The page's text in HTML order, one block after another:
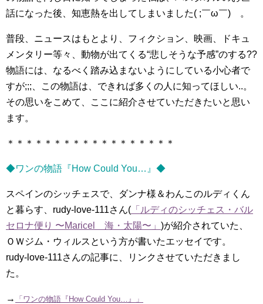
話になった後、知恵熱を出してしまいました( ;￣ω￣)ゞ。
普段、ニュースはもとより、フィクション、映画、ドキュ
メンタリー等々、動物が出てくる“悲しそうな予感”のする??
物語には、なるべく踏み込まないようにしている小心者で
すが;;;、この物語は、できれば多くの人に知ってほしい..。
その思いをこめて、ここに紹介させていただきたいと思い
ます。
＊＊＊＊＊＊＊＊＊＊＊＊＊＊＊＊＊＊
◆ワンの物語『How Could You…』◆
スペインのシッチェスで、ダンナ様＆わんこのルディくん
と暮らす、rudy-love-111さん( 「ルディのシッチェス・バル
セロナ便り 〜Maricel 海・太陽〜」 )が紹介されていた、
ＯＷジム・ウィルスという方が書いたエッセイです。
rudy-love-111さんの記事に、リンクさせていただきまし
た。
→ 「ワンの物語『How Could You…』」